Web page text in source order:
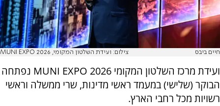
חיים ביבס צילום: ועידת השלטון המקומי, MUNI EXPO 2026
ועידת מרכז השלטון המקומי MUNI EXPO 2026 נפתחה
הבוקר (שלישי) במעמד ראשי מדינות, שרי ממשלה וראשי
רשויות מכל רחבי הארץ.